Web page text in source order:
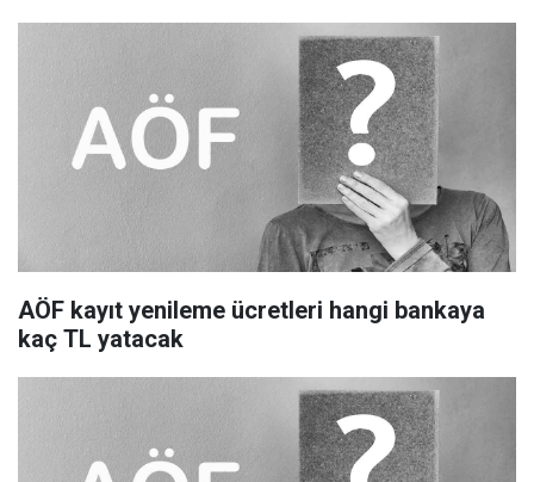
AÖF kayıt yenileme ücretleri hangi bankaya
kaç TL yatacak